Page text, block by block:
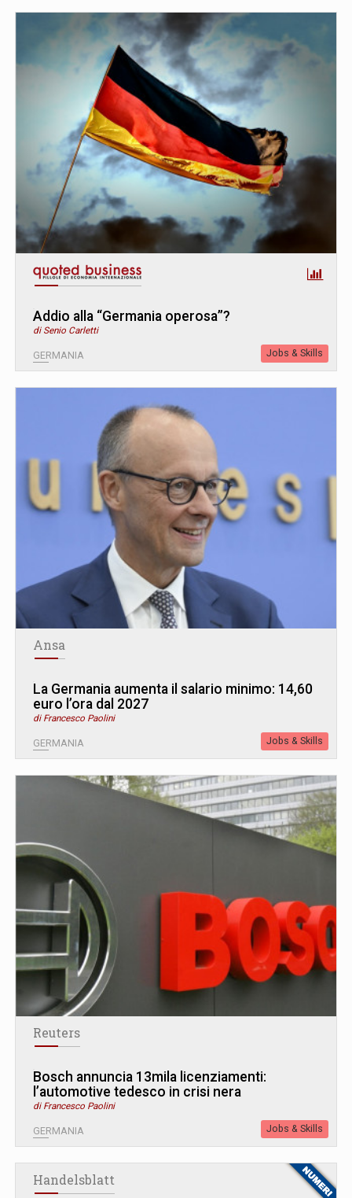
Addio alla “Germania operosa”?
di Senio Carletti
GERMANIA Jobs & Skills
Ansa
La Germania aumenta il salario minimo: 14,60
euro l’ora dal 2027
di Francesco Paolini
GERMANIA Jobs & Skills
Reuters
Bosch annuncia 13mila licenziamenti:
l’automotive tedesco in crisi nera
di Francesco Paolini
GERMANIA Jobs & Skills
Handelsblatt